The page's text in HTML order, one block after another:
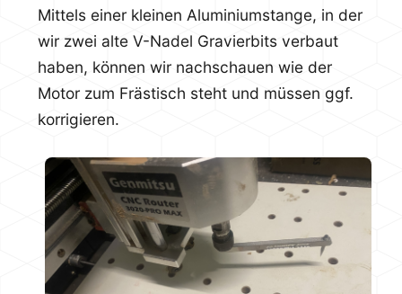
Mittels einer kleinen Aluminiumstange, in der
wir zwei alte V-Nadel Gravierbits verbaut
haben, können wir nachschauen wie der
Motor zum Frästisch steht und müssen ggf.
korrigieren.